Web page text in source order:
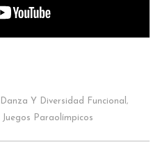
Danza Y Diversidad Funcional ,
Juegos Paraolímpicos